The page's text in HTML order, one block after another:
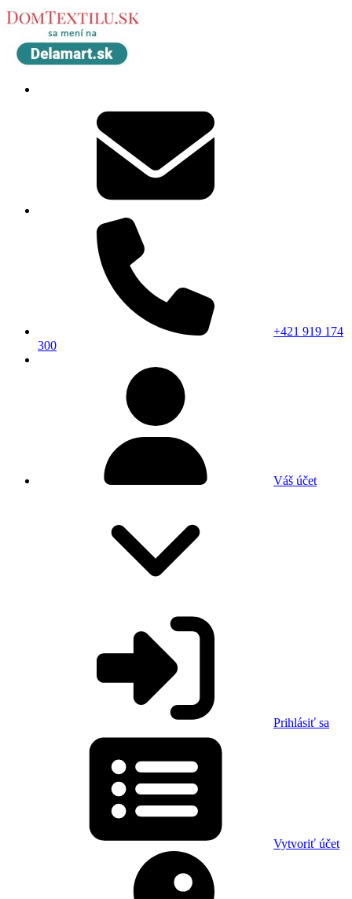
+421 919 174
300
Váš účet
Prihlásiť sa
Vytvoriť účet